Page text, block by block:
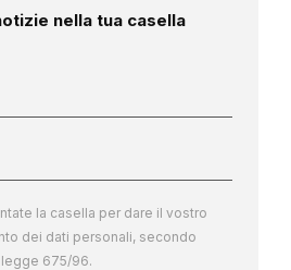
nella tua casella
la casella per dare il vostro
dei dati personali, secondo
675/96.